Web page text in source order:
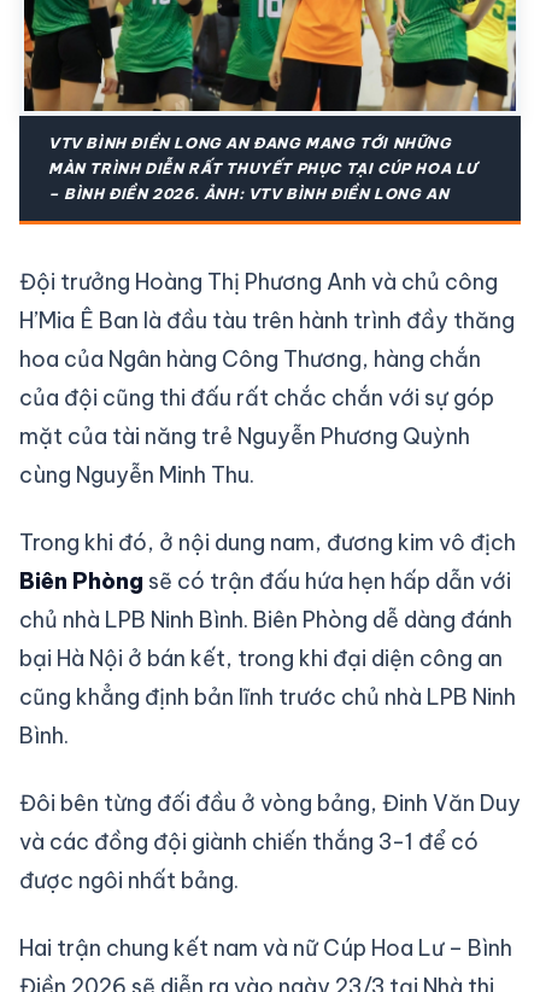
VTV BÌNH ĐIỀN LONG AN ĐANG MANG TỚI NHỮNG
MÀN TRÌNH DIỄN RẤT THUYẾT PHỤC TẠI CÚP HOA LƯ
– BÌNH ĐIỀN 2026. ẢNH: VTV BÌNH ĐIỀN LONG AN
Đội trưởng Hoàng Thị Phương Anh và chủ công
H’Mia Ê Ban là đầu tàu trên hành trình đầy thăng
hoa của Ngân hàng Công Thương, hàng chắn
của đội cũng thi đấu rất chắc chắn với sự góp
mặt của tài năng trẻ Nguyễn Phương Quỳnh
cùng Nguyễn Minh Thu.
Trong khi đó, ở nội dung nam, đương kim vô địch
Biên Phòng sẽ có trận đấu hứa hẹn hấp dẫn với
chủ nhà LPB Ninh Bình. Biên Phòng dễ dàng đánh
bại Hà Nội ở bán kết, trong khi đại diện công an
cũng khẳng định bản lĩnh trước chủ nhà LPB Ninh
Bình.
Đôi bên từng đối đầu ở vòng bảng, Đinh Văn Duy
và các đồng đội giành chiến thắng 3-1 để có
được ngôi nhất bảng.
Hai trận chung kết nam và nữ Cúp Hoa Lư – Bình
Điền 2026 sẽ diễn ra vào ngày 23/3 tại Nhà thi